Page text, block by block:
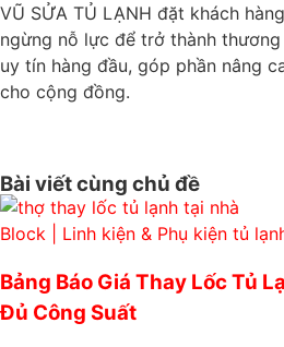
VŨ SỬA TỦ LẠNH đặt khách
ngừng nỗ lực để trở thành
uy tín hàng đầu, góp phần nâng
cho cộng đồng.
Bài viết cùng chủ đề
Block | Linh kiện & Phụ kiện tủ
Bảng Báo Giá Thay Lốc Tủ
Đủ Công Suất